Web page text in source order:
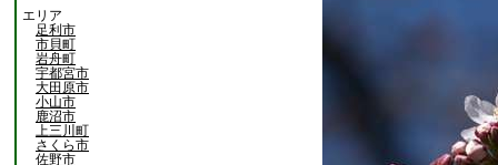
エリア
足利市
市貝町
岩舟町
宇都宮市
大田原市
小山市
鹿沼市
上三川町
さくら市
佐野市